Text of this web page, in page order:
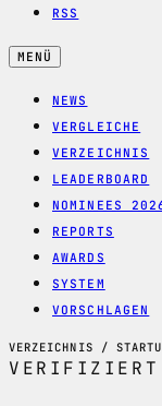
RSS
MENÜ
NEWS
VERGLEICHE
VERZEICHNIS
LEADERBOARD
NOMINEES
REPORTS
AWARDS
SYSTEM
VORSCHLAGEN
VERZEICHNIS /
VERIFIZIERT